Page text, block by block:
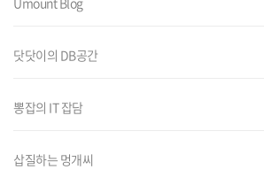
닷닷이의 DB공간
뽕잡의 IT 잡담
삽질하는 멍개씨